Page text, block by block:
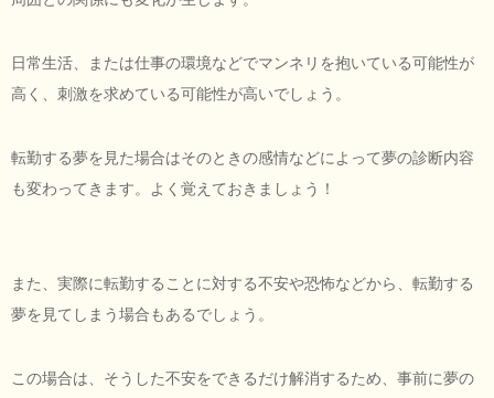
日常生活、または仕事の環境などでマンネリを抱いている可能性が
高く、刺激を求めている可能性が高いでしょう。
転勤する夢を見た場合はそのときの感情などによって夢の診断内容
も変わってきます。よく覚えておきましょう！
また、実際に転勤することに対する不安や恐怖などから、転勤する
夢を見てしまう場合もあるでしょう。
この場合は、そうした不安をできるだけ解消するため、事前に夢の